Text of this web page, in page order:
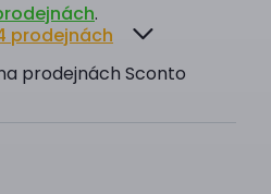
.
prodejnách
prodejnách Sconto